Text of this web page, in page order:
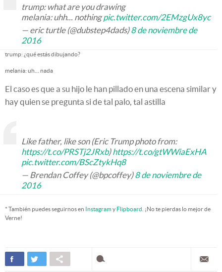
trump: what are you drawing
melania: uhh... nothingpic.twitter.com/2EMzgUx8yc
— eric turtle (@dubstep4dads)8 de noviembre de
2016
trump: ¿qué estás dibujando?
melania: uh... nada
El caso es que a su hijo le han pillado en una escena similar y
hay quien se pregunta si de tal palo, tal astilla
Like father, like son (Eric Trump photo from:
https://t.co/PRSTj2JRxb)https://t.co/gtWWiaExHA
pic.twitter.com/BScZtykHq8
— Brendan Coffey (@bpcoffey)8 de noviembre de
2016
* También puedes seguirnos en Instagramy Flipboard . ¡No te pierdas lo mejor de
Verne!